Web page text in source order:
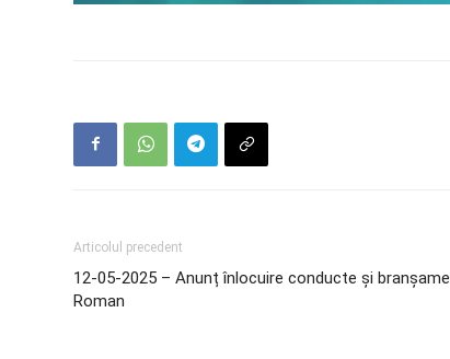
Articolul precedent
12-05-2025 – Anunț înlocuire conducte și
Roman